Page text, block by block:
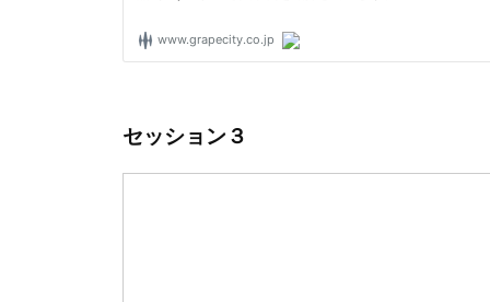
セッション３